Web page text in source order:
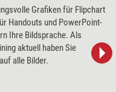
Grafiken für Flipchart
Handouts und PowerPoint-
Ihre Bildsprache. Als
aktuell haben Sie
alle Bilder.